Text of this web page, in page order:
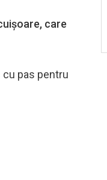
care
pas pentru